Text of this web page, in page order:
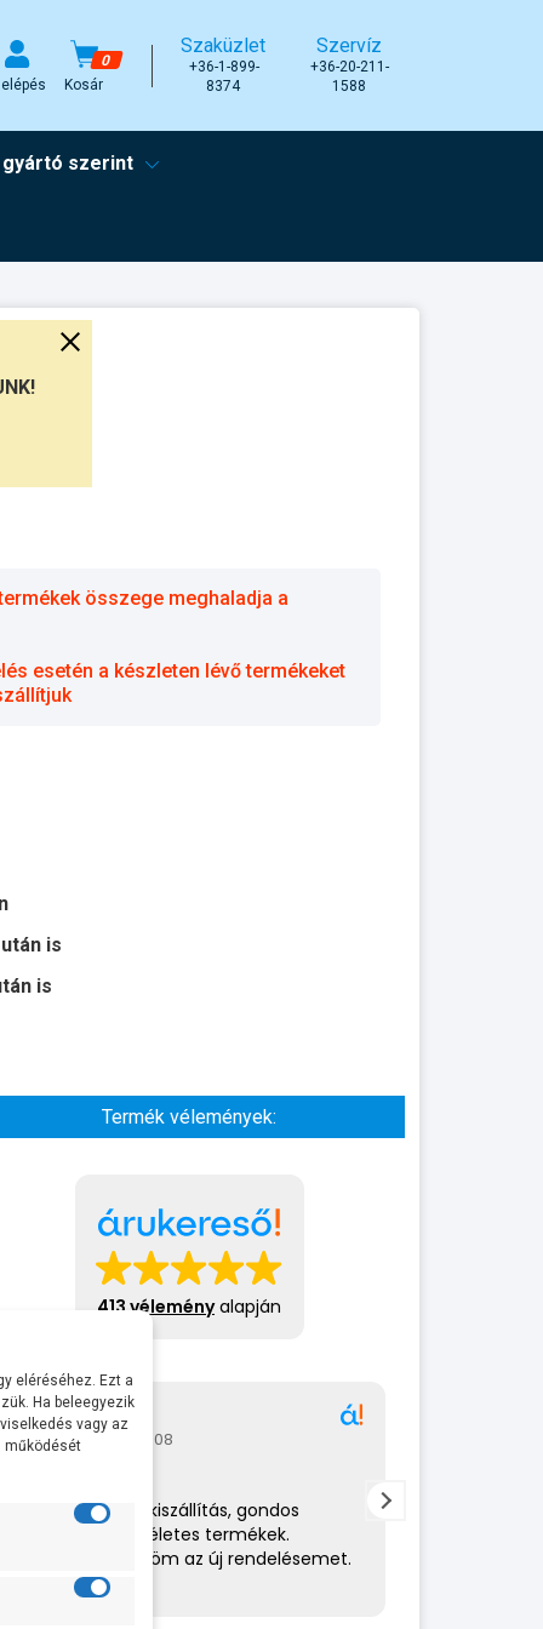
0
Kosár
Szaküzlet
+36-1-899-
8374
Szervíz
+36-20-211-
1588
szerint
összege meghaladja a
esetén a készleten lévő termékeket
is
is
Termék vélemények:
413 véleményalapján
Gábor
2026-07-08
Rendkívül gyors kiszállítás, gondos
csomagolás,tökéletes termékek.
Hamarosan küldöm az új rendelésemet.
eléréséhez. Ezt a
Ha beleegyezik
vagy az
működését